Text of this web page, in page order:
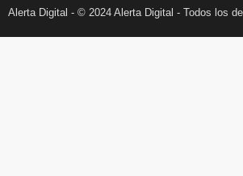
Alerta Digital - © 2024 Alerta Digital - Todos los